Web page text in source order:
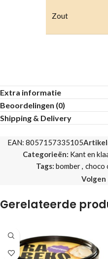
Zout
Extra informatie
Beoordelingen (0)
Shipping & Delivery
EAN: 8057157335105
Categorieën: Kant en
Tags: bomber, choco
Volgen
Gerelateerde